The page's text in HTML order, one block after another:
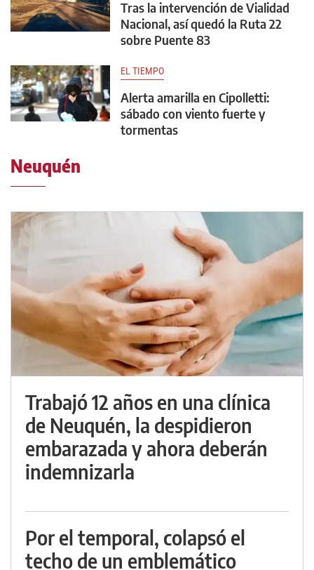
Tras la intervención de Vialidad
Nacional, así quedó la Ruta 22
sobre Puente 83
EL TIEMPO
Alerta amarilla en Cipolletti:
sábado con viento fuerte y
tormentas
Neuquén
Trabajó 12 años en una clínica
de Neuquén, la despidieron
embarazada y ahora deberán
indemnizarla
Por el temporal, colapsó el
techo de un emblemático